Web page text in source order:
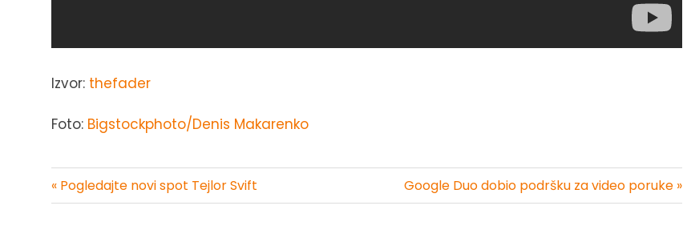
Izvor: thefader
Foto: Bigstockphoto/Denis Makarenko
Kretanje
« Pogledajte novi spot Tejlor Svift Google Duo dobio podršku za video poruke »